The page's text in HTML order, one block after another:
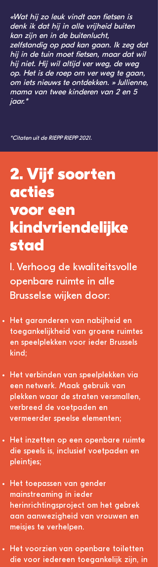
«Wat hij zo leuk vindt aan fietsen is
denk ik dat hij in alle vrijheid buiten
kan zijn en in de buitenlucht,
zelfstandig op pad kan gaan. Ik zeg dat
hij in de tuin moet fietsen, maar dat wil
hij niet. Hij wil altijd ver weg, de weg
op. Het is de roep om ver weg te gaan,
om iets nieuws te ontdekken. » Jullienne,
mama van twee kinderen van 2 en 5
jaar.*
*Citaten uit de RIEPP RIEPP 2021.
2. Vijf soorten
acties
voor een
kindvriendelijke
stad
I. Verhoog de kwaliteitsvolle
openbare ruimte in alle
Brusselse wijken door:
Het garanderen van nabijheid en
toegankelijkheid van groene ruimtes
en speelplekken voor ieder Brussels
kind;
Het verbinden van speelplekken via
een netwerk. Maak gebruik van
plekken waar de straten versmallen,
verbreed de voetpaden en
vermeerder speelse elementen;
Het inzetten op een openbare ruimte
die speels is, inclusief voetpaden en
pleintjes;
Het toepassen van gender
mainstreaming in ieder
herinrichtingsproject om het gebrek
aan aanwezigheid van vrouwen en
meisjes te verhelpen.
Het voorzien van openbare toiletten
die voor iedereen toegankelijk zijn, in